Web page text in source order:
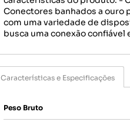
Conectores banhados a ouro
com uma variedade de
busca uma conexão
Características e Especificações
Peso Bruto